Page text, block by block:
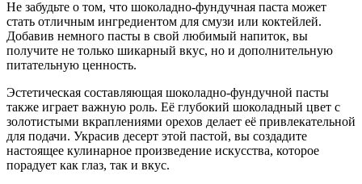
Не забудьте о том, что шоколадно-фундучная паста может
стать отличным ингредиентом для смузи или коктейлей.
Добавив немного пасты в свой любимый напиток, вы
получите не только шикарный вкус, но и дополнительную
питательную ценность.
Эстетическая составляющая шоколадно-фундучной пасты
также играет важную роль. Её глубокий шоколадный цвет с
золотистыми вкраплениями орехов делает её привлекательной
для подачи. Украсив десерт этой пастой, вы создадите
настоящее кулинарное произведение искусства, которое
порадует как глаз, так и вкус.